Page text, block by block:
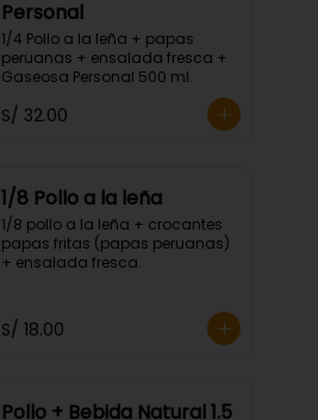
Personal
1/4 Pollo a la leña + papas
peruanas + ensalada fresca +
Gaseosa Personal 500 ml.
S/ 32.00
1/8 Pollo a la leña
1/8 pollo a la leña + crocantes
papas fritas (papas peruanas)
+ ensalada fresca.
S/ 18.00
Pollo + Bebida Natural 1.5